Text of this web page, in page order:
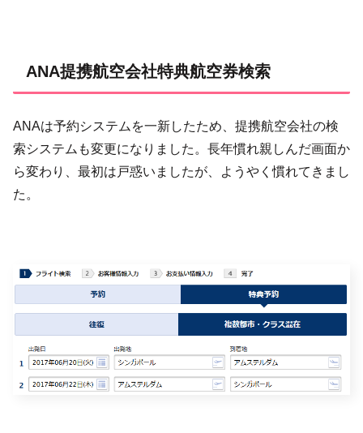
ANA提携航空会社特典航空券検索
ANAは予約システムを一新したため、提携航空会社の検
索システムも変更になりました。長年慣れ親しんだ画面か
ら変わり、最初は戸惑いましたが、ようやく慣れてきまし
た。